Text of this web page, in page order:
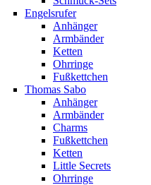
Engelsrufer
Anhänger
Armbänder
Ketten
Ohrringe
Fußkettchen
Thomas Sabo
Anhänger
Armbänder
Charms
Fußkettchen
Ketten
Little Secrets
Ohrringe